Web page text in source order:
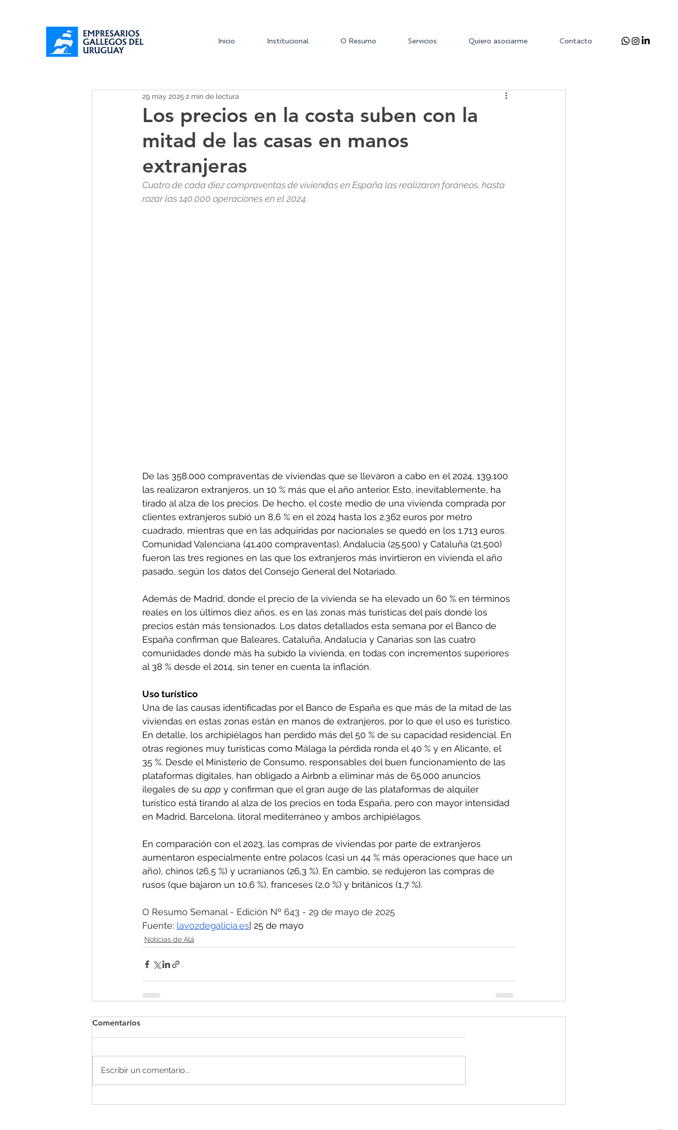
Inicio Institucional O Resumo Servicios Quiero asociarme Contacto
Los precios en la costa suben con la
mitad de las casas en manos
extranjeras
29 may 2025 2 min de lectura
Cuatro de cada diez compraventas de viviendas en España las realizaron foráneos, hasta
rozar las 140.000 operaciones en el 2024.
De las 358.000 compraventas de viviendas que se llevaron a cabo en el 2024, 139.100
las realizaron extranjeros, un 10 % más que el año anterior. Esto, inevitablemente, ha
tirado al alza de los precios. De hecho, el coste medio de una vivienda comprada por
clientes extranjeros subió un 8,6 % en el 2024 hasta los 2.362 euros por metro
cuadrado, mientras que en las adquiridas por nacionales se quedó en los 1.713 euros.
Comunidad Valenciana (41.400 compraventas), Andalucía (25.500) y Cataluña (21.500)
fueron las tres regiones en las que los extranjeros más invirtieron en vivienda el año
pasado, según los datos del Consejo General del Notariado.
Además de Madrid, donde el precio de la vivienda se ha elevado un 60 % en términos
reales en los últimos diez años, es en las zonas más turísticas del país donde los
precios están más tensionados. Los datos detallados esta semana por el Banco de
España confirman que Baleares, Cataluña, Andalucía y Canarias son las cuatro
comunidades donde más ha subido la vivienda, en todas con incrementos superiores
al 38 % desde el 2014, sin tener en cuenta la inflación.
Uso turístico
Una de las causas identificadas por el Banco de España es que más de la mitad de las
viviendas en estas zonas están en manos de extranjeros, por lo que el uso es turístico.
En detalle, los archipiélagos han perdido más del 50 % de su capacidad residencial. En
otras regiones muy turísticas como Málaga la pérdida ronda el 40 % y en Alicante, el
35 %. Desde el Ministerio de Consumo, responsables del buen funcionamiento de las
plataformas digitales, han obligado a Airbnb a eliminar más de 65.000 anuncios
ilegales de su app y confirman que el gran auge de las plataformas de alquiler
turístico está tirando al alza de los precios en toda España, pero con mayor intensidad
en Madrid, Barcelona, litoral mediterráneo y ambos archipiélagos.
En comparación con el 2023, las compras de viviendas por parte de extranjeros
aumentaron especialmente entre polacos (casi un 44 % más operaciones que hace un
año), chinos (26,5 %) y ucranianos (26,3 %). En cambio, se redujeron las compras de
rusos (que bajaron un 10,6 %), franceses (2,0 %) y británicos (1,7 %).
O Resumo Semanal - Edición Nº 643 - 29 de mayo de 2025
Fuente: lavozdegalicia.es | 25 de mayo
Noticias de Alá
Comentarios
Escribir un comentario...